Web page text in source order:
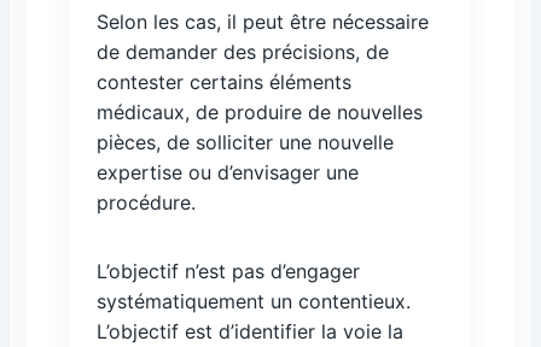
Selon les cas, il peut être nécessaire
de demander des précisions, de
contester certains éléments
médicaux, de produire de nouvelles
pièces, de solliciter une nouvelle
expertise ou d’envisager une
procédure.
L’objectif n’est pas d’engager
systématiquement un contentieux.
L’objectif est d’identifier la voie la